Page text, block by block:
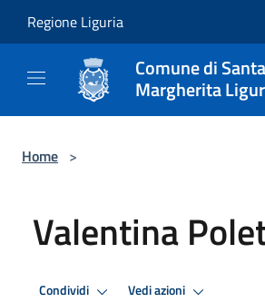
Regione Liguria
Comune di Santa
Margherita
Home >
Valentina
Condividi Vedi azioni